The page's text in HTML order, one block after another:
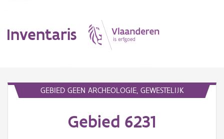
Inventaris
GEBIED GEEN ARCHEOLOGIE, GEWESTELIJK
Gebied 6231